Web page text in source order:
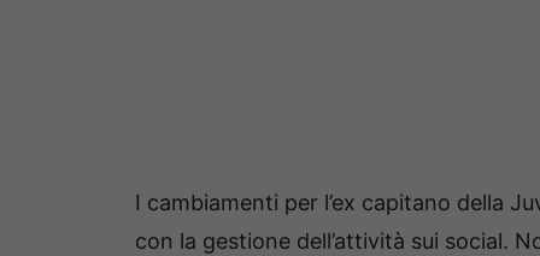
I cambiamenti per l’ex capitano della
con la gestione dell’attività sui social.